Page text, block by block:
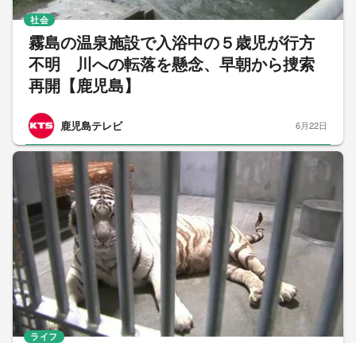
霧島の温泉施設で入浴中の５歳児が行方
不明 川への転落を懸念、早朝から捜索
再開【鹿児島】
鹿児島テレビ
社会
6月22日
ライフ